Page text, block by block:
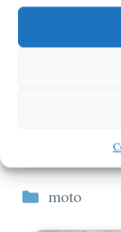
Categorie
moto